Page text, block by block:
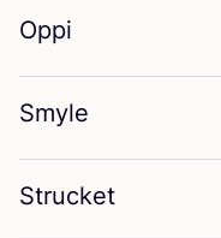
Oppi
Smyle
Strucket